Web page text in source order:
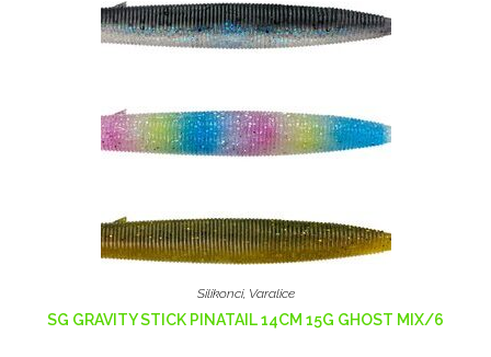
Silikonci, Varalice
SG GRAVITY STICK PINATAIL 14CM 15G GHOST MIX/6